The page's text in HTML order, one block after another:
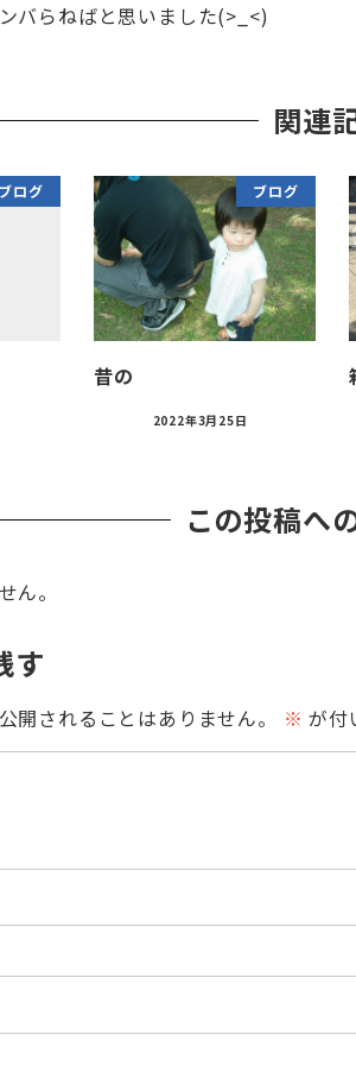
バらねばと思いました(>_<)
関連
ブログ ブログ
昔の
2022年3月25日
この投稿へ
ん。
す
開されることはありません。 ※ が付